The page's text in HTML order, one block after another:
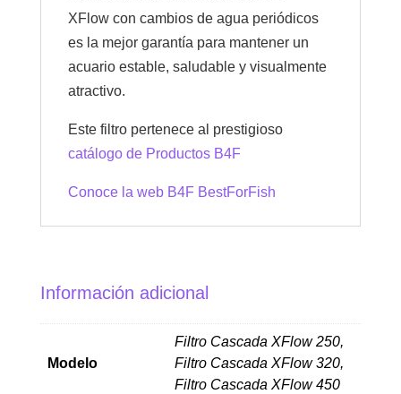
XFlow con cambios de agua periódicos
es la mejor garantía para mantener un
acuario estable, saludable y visualmente
atractivo.
Este filtro pertenece al prestigioso
catálogo de Productos B4F
Conoce la web B4F BestForFish
Información adicional
Modelo
Filtro Cascada XFlow 250,
Filtro Cascada XFlow 320,
Filtro Cascada XFlow 450